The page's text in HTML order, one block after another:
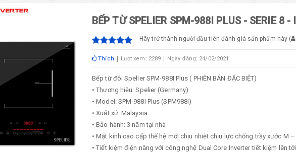
BẾP TỪ SPELIER SPM-988I PLUS - SERIE 8
Hãy trở thành người đầu tiên đánh giá sản phẩm này (
Thích Lượt xem: 2289 Ngày đăng: 24/02/2021
Bếp từ đôi Spelier SPM-988I Plus ( PHIÊN BẢN ĐẶC BIỆT)
• Thương hiệu: Spelier (Germany)
• Model: SPM-988I Plus (SPM988I)
• Xuất xứ: Malaysia
• Bảo hành: 3 năm tại nhà
• Mặt kính cao cấp thế hệ mới chịu nhiệt chịu lực chống trầy xước M –
• Tiết kiệm điện năng với công nghệ Dual Core Inverter tiết kiệm lên